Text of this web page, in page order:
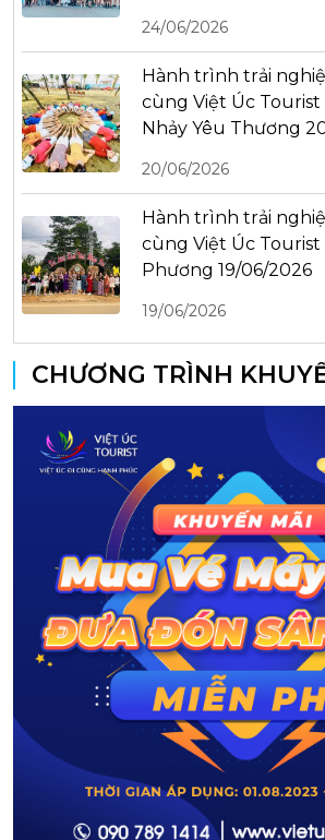
24/06/2026
Hành trình trải
cùng Việt Úc Tourist
Nhảy Yêu Thương
20/06/2026
Hành trình trải
cùng Việt Úc Tourist
Phương 19/06/2026
19/06/2026
CHƯƠNG TRÌNH